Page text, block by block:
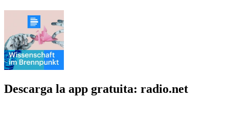
Descarga la app gratuita: radio.net